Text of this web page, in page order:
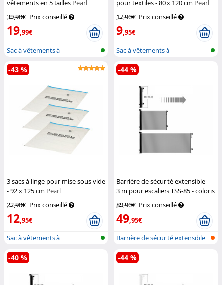
vêtements en 5 tailles Pearl
39,90€ Prix conseillé
19,99€
Sac à vêtements à
compression pour...
pour textiles - 80 x 120 cm Pearl
17,90€ Prix conseillé
9,95€
Sac à vêtements à
compression pour...
3 sacs à linge pour mise sous vide
- 92 x 125 cm Pearl
22,90€ Prix conseillé
12,95€
-43 %
Sac à vêtements à
compression pour...
Barrière de sécurité extensible
3 m pour escaliers TSS-85 - coloris
89,90€ Prix conseillé
49,95€
-44 %
Barrière de sécurité extensible
pou...
-40 % -44 %